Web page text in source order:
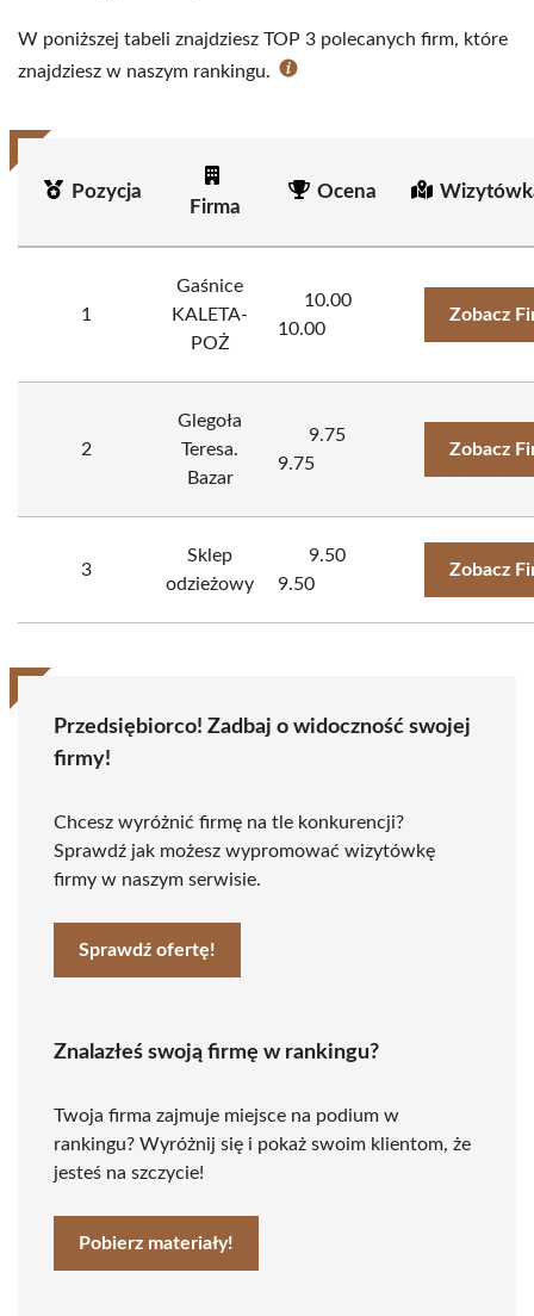
W poniższej tabeli znajdziesz TOP 3 polecanych firm, które
znajdziesz w naszym rankingu.
Pozycja
Firma
Ocena
1
Gaśnice
KALETA-
POŻ
10.00
10.00
Zobacz
2
Glegoła
Teresa.
Bazar
9.75
9.75
Zobacz
3
Sklep
odzieżowy
9.50
9.50
Zobacz
Przedsiębiorco! Zadbaj o widoczność swojej
firmy!
Chcesz wyróżnić firmę na tle konkurencji?
Sprawdź jak możesz wypromować wizytówkę
firmy w naszym serwisie.
Sprawdź ofertę!
Znalazłeś swoją firmę w rankingu?
Twoja firma zajmuje miejsce na podium w
rankingu? Wyróżnij się i pokaż swoim klientom, że
jesteś na szczycie!
Pobierz materiały!